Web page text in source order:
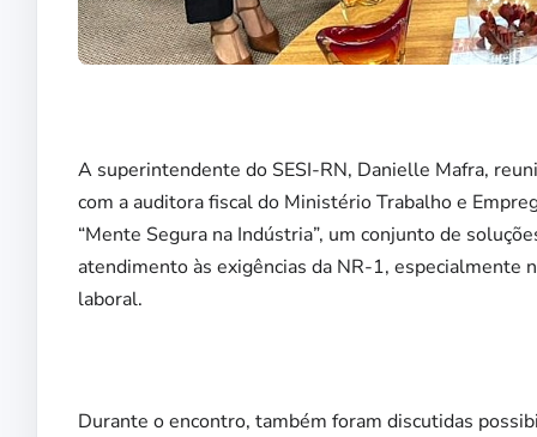
A superintendente do SESI-RN, Danielle Mafra,
com a auditora fiscal do Ministério Trabalho e
“Mente Segura na Indústria”, um conjunto de
atendimento às exigências da NR-1, especialmente
laboral.
Durante o encontro, também foram discutidas